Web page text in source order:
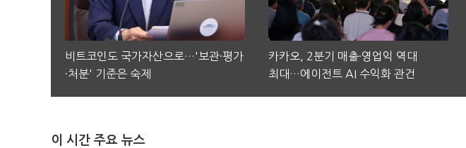
비트코인도 국가자산으로…'보관·평가
·처분' 기준은 숙제
카카오, 2분기 매출·영업익 역대
최대…에이전트 AI 수익화 관건
이 시간 주요 뉴스